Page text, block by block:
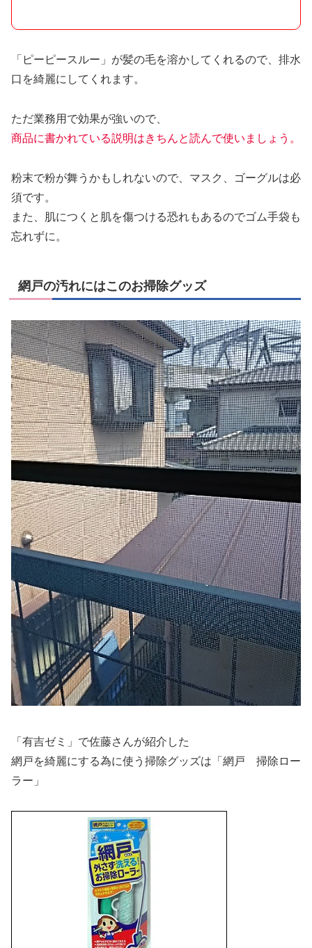
「ピーピースルー」が髪の毛を溶かしてくれるので、排水
口を綺麗にしてくれます。
ただ業務用で効果が強いので、
商品に書かれている説明はきちんと読んで使いましょう。
粉末で粉が舞うかもしれないので、マスク、ゴーグルは必
須です。
また、肌につくと肌を傷つける恐れもあるのでゴム手袋も
忘れずに。
網戸の汚れにはこのお掃除グッズ
「有吉ゼミ」で佐藤さんが紹介した
網戸を綺麗にする為に使う掃除グッズは 「網戸 掃除ロー
ラー」